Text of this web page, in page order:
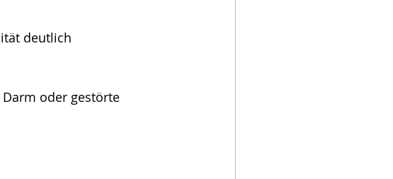
deutlich
oder gestörte